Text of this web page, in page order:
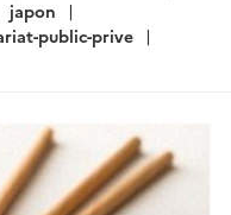
(II)
Durable